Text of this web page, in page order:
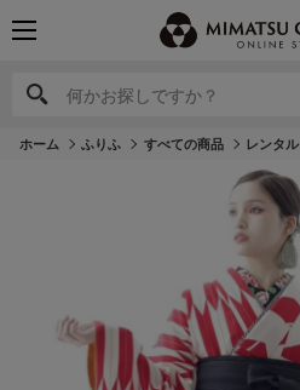
何かお探しですか？
何かお探しですか？
ホーム ふりふ すべての商品 レンタル